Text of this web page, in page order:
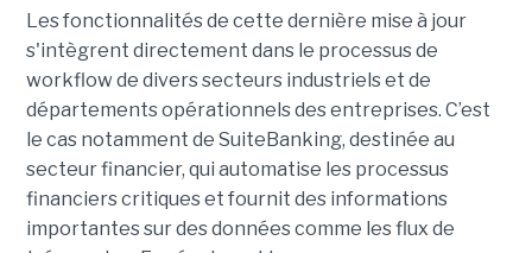
Les fonctionnalités de cette dernière mise à jour
s'intègrent directement dans le processus de
workflow de divers secteurs industriels et de
départements opérationnels des entreprises. C’est
le cas notamment de SuiteBanking, destinée au
secteur financier, qui automatise les processus
financiers critiques et fournit des informations
importantes sur des données comme les flux de